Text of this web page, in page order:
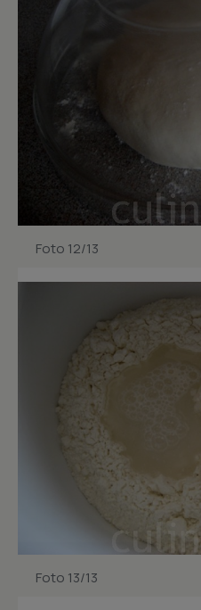
Foto 12/13
Foto 13/13